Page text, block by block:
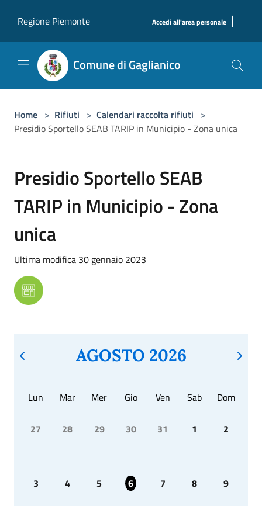
Regione Piemonte
Accedi all'area personale |
Comune di Gaglianico
Home > Rifiuti > Calendari raccolta rifiuti >
Presidio Sportello SEAB TARIP in Municipio - Zona unica
Presidio Sportello SEAB
TARIP in Municipio - Zona
unica
Ultima modifica 30 gennaio 2023
AGOSTO 2026
Lun Mar Mer Gio Ven Sab Dom
27 28 29 30 31 1 2
3 4 5 6 7 8 9